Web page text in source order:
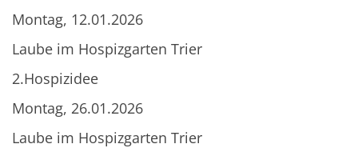
Montag, 12.01.2026
Laube im Hospizgarten Trier
2.Hospizidee
Montag, 26.01.2026
Laube im Hospizgarten Trier